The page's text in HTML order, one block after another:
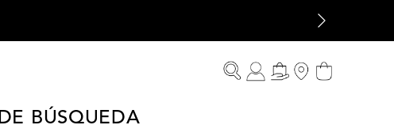
BÚSQUEDA